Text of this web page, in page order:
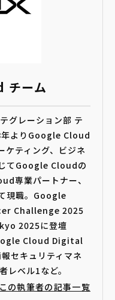
ーム
グレーション部 テ
年よりGoogle Cloud
ケティング、ビジネ
てGoogle Cloudの
専業パートナー、
現職。Google
Challenge 2025
2025に登壇
Cloud Digital
セキュリティマネ
ベル1など。
この執筆者の記事一覧